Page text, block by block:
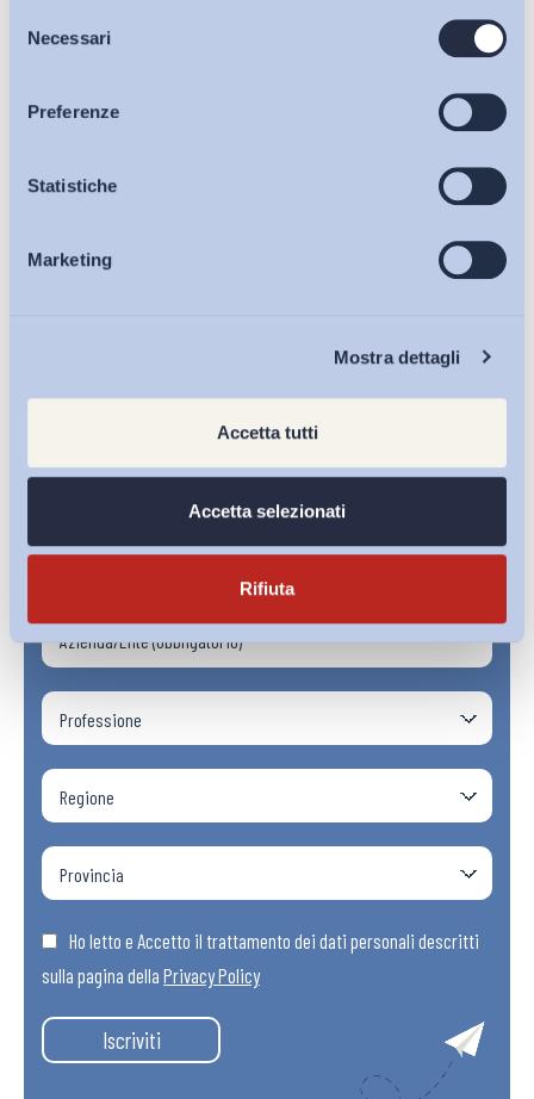
delNecessari
Preferenze
Statistiche
Marketing
Mostra dettagli
Accetta tutti
Accetta selezionati
Rifiuta
Bollettini ADAPT
Articoli
Osservatori
Eventi
Salute e sicurezza
Iscriviti alla Newsletter
Ho letto e Accetto il trattamento dei dati personali descritti
sulla pagina della Privacy Policy
Iscriviti